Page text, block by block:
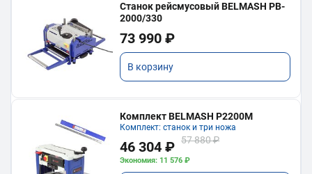
Станок рейсмусовый BELMASH PB-
2000/330
73 990 ₽
В корзину
Комплект BELMASH P2200M
Комплект: станок и три ножа
46 304 ₽ 57 880 ₽
Экономия: 11 576 ₽